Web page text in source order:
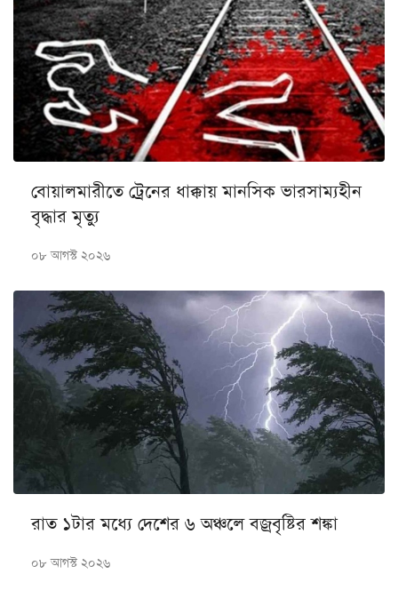
বোয়ালমারীতে ট্রেনের ধাক্কায় মানসিক ভারসাম্যহীন
বৃদ্ধার মৃত্যু
০৮ আগস্ট ২০২৬
রাত ১টার মধ্যে দেশের ৬ অঞ্চলে বজ্রবৃষ্টির শঙ্কা
০৮ আগস্ট ২০২৬